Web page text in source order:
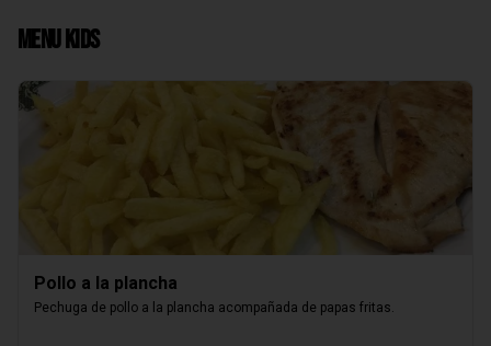
Menu Kids
Pollo a la plancha
Pechuga de pollo a la plancha acompañada de papas fritas.